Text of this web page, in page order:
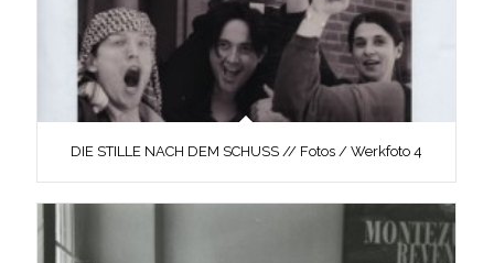
DIE STILLE NACH DEM SCHUSS // Fotos / Werkfoto 4